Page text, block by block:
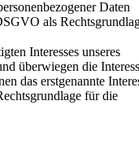
Daten
als
Interesses unseres
überwiegen die
das erstgenannte
für die